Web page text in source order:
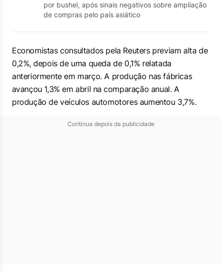
por bushel, após sinais negativos sobre ampliação
de compras pelo país asiático
Economistas consultados ​pela ​Reuters previam alta de
0,2%, ⁠depois ​de uma queda de 0,1% relatada ​
anteriormente em março. A produção nas ​fábricas
⁠avançou 1,3% em abril na ⁠comparação anual. A
produção de veículos automotores aumentou 3,7%.
Continua depois da publicidade